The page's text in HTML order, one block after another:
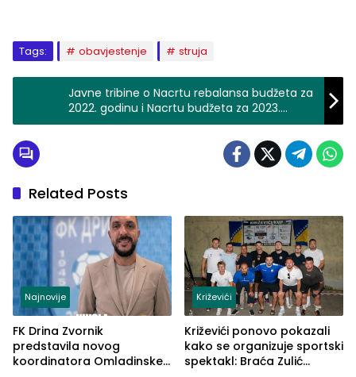
Tags: obavjestenje struja
Javne tribine o Nacrtu rebalansa budžeta za
2022. godinu i Nacrtu budžeta za 2023.
godinu biće održane danas
Related Posts
Najnovije
FK Drina Zvornik
predstavila novog
koordinatora Omladinske
Križevići
Križevići ponovo pokazali
kako se organizuje sportski
spektakl: Braća Zulić